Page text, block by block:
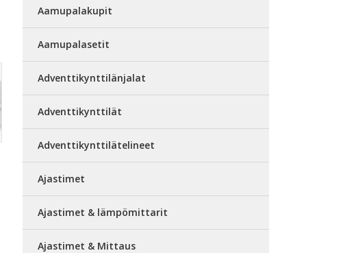
Aamupalakupit
Aamupalasetit
Adventtikynttilänjalat
Adventtikynttilät
Adventtikynttilätelineet
Ajastimet
Ajastimet & lämpömittarit
Ajastimet & Mittaus